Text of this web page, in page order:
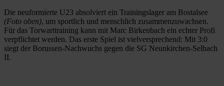
Die neuformierte U23 absolviert ein Trainingslager am Bostalsee
(Foto oben), um sportlich und menschlich zusammenzuwachsen.
Für das Torwarttraining kann mit Marc Birkenbach ein echter Profi
verpflichtet werden. Das erste Spiel ist vielversprechend: Mit 3:0
siegt der Borussen-Nachwuchs gegen die SG Neunkirchen-Selbach
II.